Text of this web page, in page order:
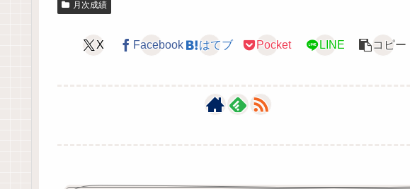
月次成績
X Facebook はてブ Pocket LINE コピー